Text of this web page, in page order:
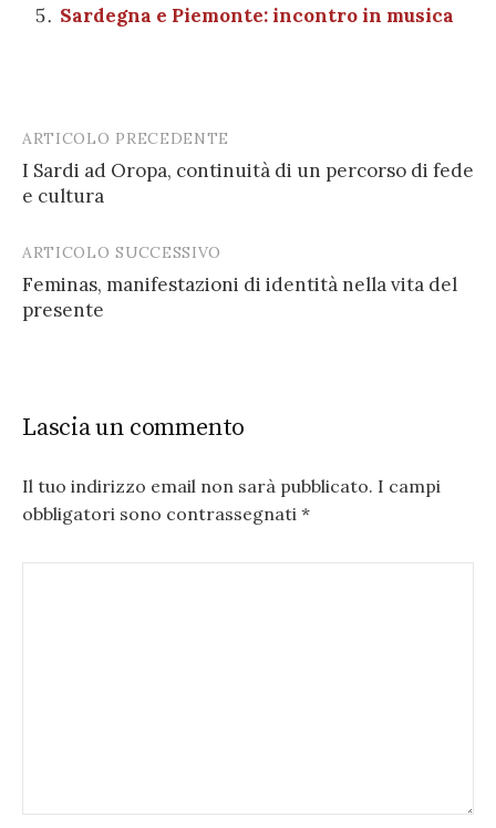
Sardegna e Piemonte: incontro in musica
Post
navigation
ARTICOLO PRECEDENTE
I Sardi ad Oropa, continuità di un percorso di fede
e cultura
ARTICOLO SUCCESSIVO
Feminas, manifestazioni di identità nella vita del
presente
Lascia un commento
Il tuo indirizzo email non sarà pubblicato. I campi
obbligatori sono contrassegnati *